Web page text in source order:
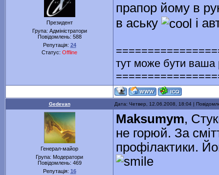
Президент
Група: Адміністратори
Повідомлень: 588
Репутація: 24
Статус: Offline
прапор йому в
в аську
і
тут може бути ваша
Gedevan Дата: Четвер, 12.06.2008, 18:04 |
Генерал-майор
Група: Модератори
Повідомлень: 469
Репутація: 16
Maksumym,
не горюй. За
профілактики.